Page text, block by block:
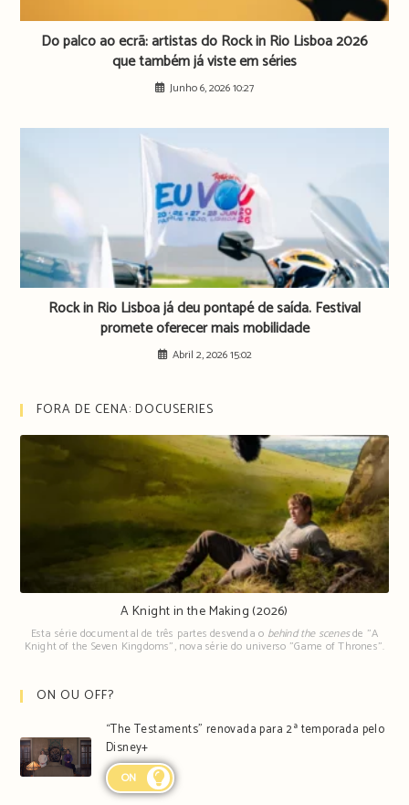
Do palco ao ecrã: artistas do Rock in Rio Lisboa 2026
que também já viste em séries
Junho 6, 2026 10:27
Rock in Rio Lisboa já deu pontapé de saída. Festival
promete oferecer mais mobilidade
Abril 2, 2026 15:02
FORA DE CENA: DOCUSERIES
A Knight in the Making (2026)
Esta série documental de três partes desvenda o behind the scenesde "A
Knight of the Seven Kingdoms", nova série do universo "Game of Thrones".
ON OU OFF?
“The Testaments” renovada para 2ª temporada pelo
Disney+
ON